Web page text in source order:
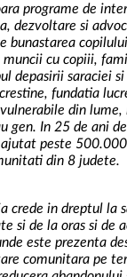
programe de
dezvoltare si
bunastarea
muncii cu copiii,
depasirii saraciei
fundatia
din
gen. In 25 de ani
peste
din 8 judete.
crede in dreptul la
si de la oras si de
este prezenta
comunitara pe